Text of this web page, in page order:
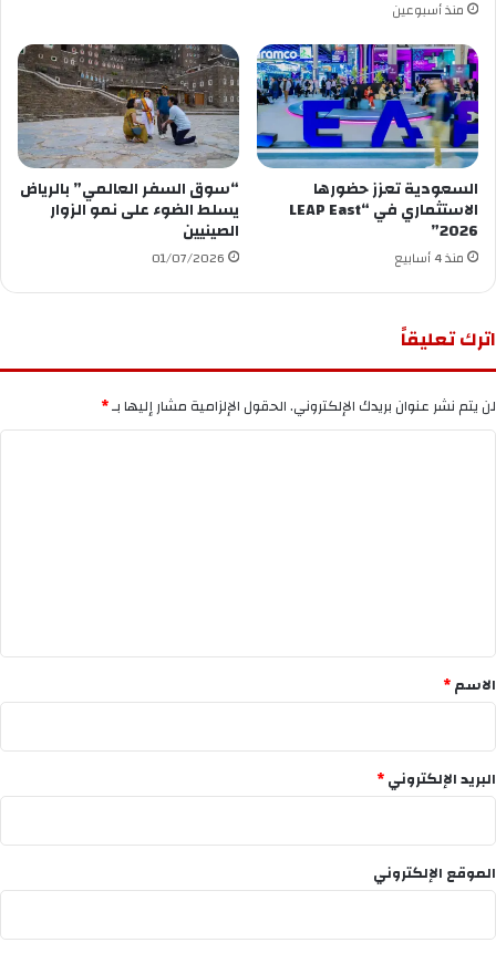
منذ أسبوعين
السعودية تعزز حضورها
الاستثماري في “LEAP East
2026”
منذ 4 أسابيع
“سوق السفر العالمي” بالرياض
يسلط الضوء على نمو الزوار
الصينيين
01/07/2026
اترك تعليقاً
لن يتم نشر عنوان بريدك الإلكتروني.الحقول الإلزامية مشار إليها بـ*
*
الاسم*
البريد الإلكتروني*
الموقع الإلكتروني